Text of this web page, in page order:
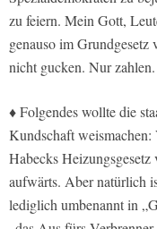
zu feiern. Mein Gott,
genauso im Grundgesetz
nicht gucken. Nur zahlen.
♦ Folgendes wollte die
Kundschaft
Habecks Heizungsgesetz
aufwärts. Aber natürlich
lediglich umbenannt in